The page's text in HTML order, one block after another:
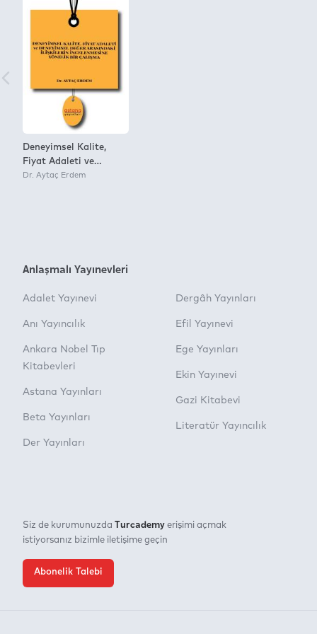
Deneyimsel Kalite,
Fiyat Adaleti ve
Deneyimsel Değer
Dr. Aytaç Erdem
Anlaşmalı Yayınevleri
Adalet Yayınevi
Anı Yayıncılık
Ankara Nobel Tıp
Kitabevleri
Astana Yayınları
Beta Yayınları
Der Yayınları
Dergâh Yayınları
Efil Yayınevi
Ege Yayınları
Ekin Yayınevi
Gazi Kitabevi
Literatür Yayıncılık
Siz de kurumunuzda Turcademy erişimi açmak
istiyorsanız bizimle iletişime geçin
Abonelik Talebi